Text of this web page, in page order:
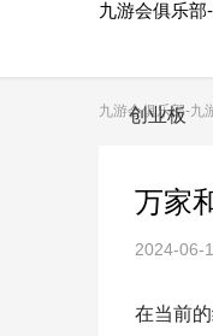
九游会俱乐
创业板
九游会俱乐部-九
万家
2024-06-
在当前